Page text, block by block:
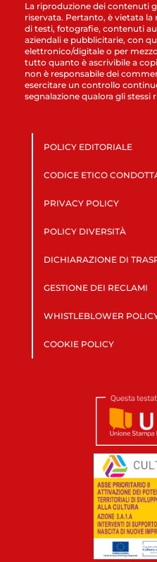
La riproduzione dei contenuti
riservata. Pertanto, è vietata la
di testi, fotografie, contenuti
aziendali e pubblicitarie, con
elettronico/digitale o per
tutto quanto è ascrivibile a
non è responsabile dei
esercitare un controllo
segnalazione qualora gli stessi
POLICY EDITORIALE
CODICE ETICO
PRIVACY POLICY
POLICY DIVERSITÀ
DICHIARAZIONE DI
GESTIONE DEI RECLAMI
WHISTLEBLOWER
COOKIE POLICY